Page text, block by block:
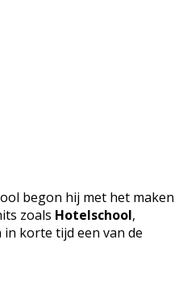
begon hij met het maken
zoals Hotelschool,
korte tijd een van de